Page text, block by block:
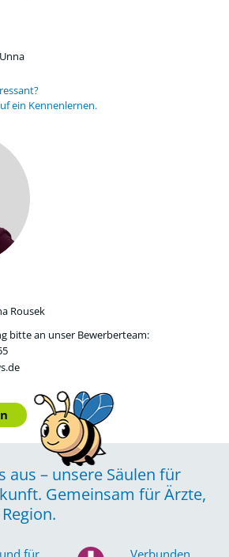
ein Kennenlernen.
Rousek
bitte an unser Bewerberteam:
aus – unsere Säulen für
Gemeinsam für Ärzte,